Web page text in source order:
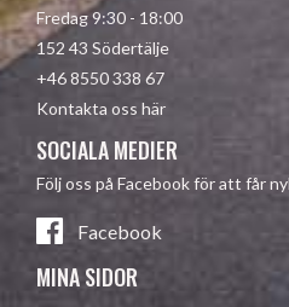
Fredag 9:30 - 18:00
152 43 Södertälje
+46 8550 338 67
Kontakta oss här
SOCIALA MEDIER
Följ oss på Facebook för att får
Facebook
MINA SIDOR